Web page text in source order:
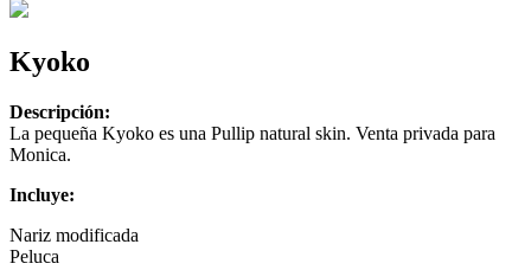
Kyoko
Descripción:
La pequeña Kyoko es una Pullip natural skin. Venta privada para
Monica.
Incluye:
Nariz modificada
Peluca